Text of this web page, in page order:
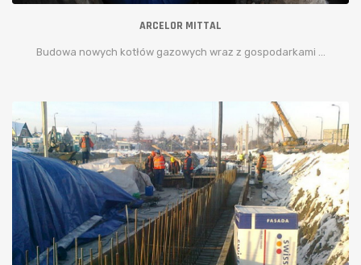
ARCELOR MITTAL
Budowa nowych kotłów gazowych wraz z gospodarkami ...